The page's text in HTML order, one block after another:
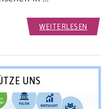
WEITERLESEN
UNS